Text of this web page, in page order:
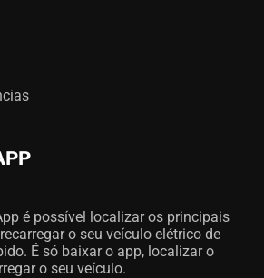
é possível localizar os principais
o seu veículo elétrico de
É só baixar o app, localizar o
o seu veículo.